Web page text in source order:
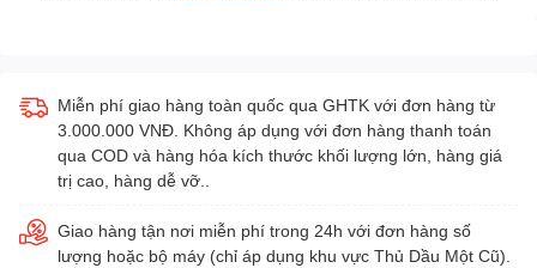
Miễn phí giao hàng toàn quốc qua GHTK với đơn hàng từ
3.000.000 VNĐ. Không áp dụng với đơn hàng thanh toán
qua COD và hàng hóa kích thước khối lượng lớn, hàng giá
trị cao, hàng dễ vỡ..
Giao hàng tận nơi miễn phí trong 24h với đơn hàng số
lượng hoặc bộ máy (chỉ áp dụng khu vực Thủ Dầu Một Cũ).